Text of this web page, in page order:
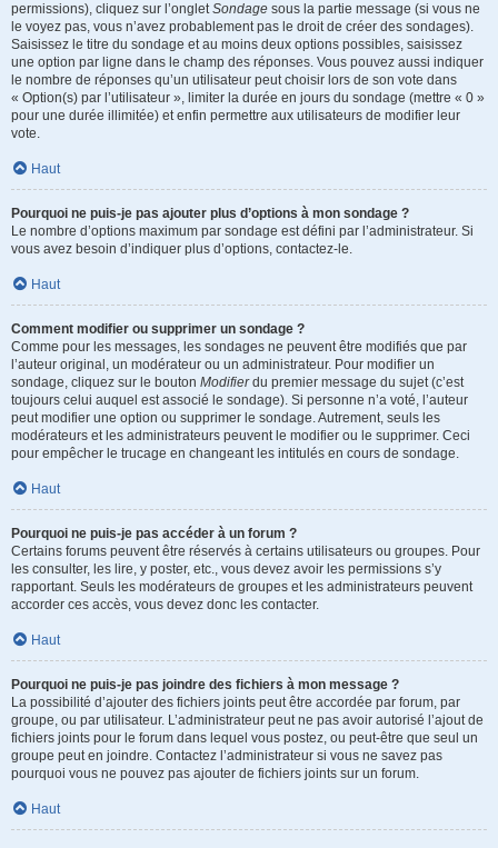
permissions), cliquez sur l’ongletSondage sous la partie message (si vous ne
le voyez pas, vous n’avez probablement pas le droit de créer des sondages).
Saisissez le titre du sondage et au moins deux options possibles, saisissez
une option par ligne dans le champ des réponses. Vous pouvez aussi indiquer
le nombre de réponses qu’un utilisateur peut choisir lors de son vote dans
« Option(s) par l’utilisateur », limiter la durée en jours du sondage (mettre « 0 »
pour une durée illimitée) et enfin permettre aux utilisateurs de modifier leur
vote.
Haut
Pourquoi ne puis-je pas ajouter plus d’options à mon sondage ?
Le nombre d’options maximum par sondage est défini par l’administrateur. Si
vous avez besoin d’indiquer plus d’options, contactez-le.
Haut
Comment modifier ou supprimer un sondage ?
Comme pour les messages, les sondages ne peuvent être modifiés que par
l’auteur original, un modérateur ou un administrateur. Pour modifier un
sondage, cliquez sur le bouton Modifierdu premier message du sujet (c’est
toujours celui auquel est associé le sondage). Si personne n’a voté, l’auteur
peut modifier une option ou supprimer le sondage. Autrement, seuls les
modérateurs et les administrateurs peuvent le modifier ou le supprimer. Ceci
pour empêcher le trucage en changeant les intitulés en cours de sondage.
Haut
Pourquoi ne puis-je pas accéder à un forum ?
Certains forums peuvent être réservés à certains utilisateurs ou groupes. Pour
les consulter, les lire, y poster, etc., vous devez avoir les permissions s’y
rapportant. Seuls les modérateurs de groupes et les administrateurs peuvent
accorder ces accès, vous devez donc les contacter.
Haut
Pourquoi ne puis-je pas joindre des fichiers à mon message ?
La possibilité d’ajouter des fichiers joints peut être accordée par forum, par
groupe, ou par utilisateur. L’administrateur peut ne pas avoir autorisé l’ajout de
fichiers joints pour le forum dans lequel vous postez, ou peut-être que seul un
groupe peut en joindre. Contactez l’administrateur si vous ne savez pas
pourquoi vous ne pouvez pas ajouter de fichiers joints sur un forum.
Haut